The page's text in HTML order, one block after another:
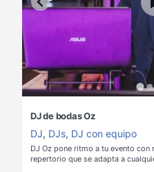
DJ de bodas Oz
DJ, DJs, DJ con equipo
DJ Oz pone ritmo a tu evento con
repertorio que se adapta a